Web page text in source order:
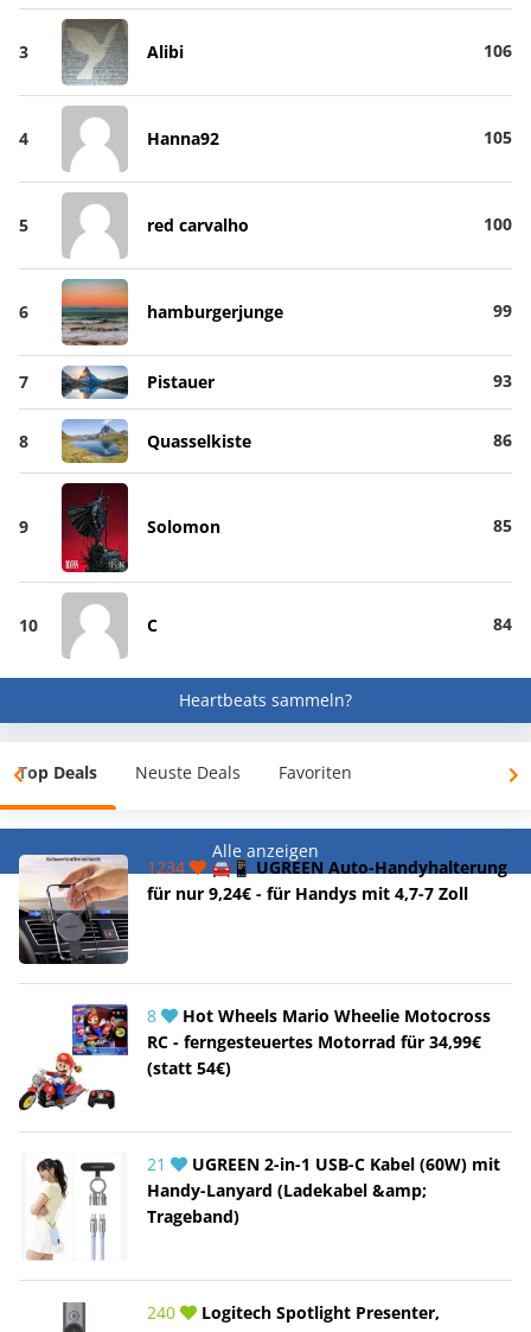
3 Alibi 106
4 Hanna92 105
5 red carvalho 100
6 hamburgerjunge 99
7 Pistauer 93
8 Quasselkiste 86
9 Solomon 85
10 C 84
Heartbeats sammeln?
Top Deals Neuste Deals Favoriten
Alle anzeigen
1234
🚘📱 UGREEN Auto-Handyhalterung
für nur 9,24€ - für Handys mit 4,7-7 Zoll
8
Hot Wheels Mario Wheelie Motocross
RC - ferngesteuertes Motorrad für 34,99€
(statt 54€)
21
UGREEN 2-in-1 USB-C Kabel (60W) mit
Handy-Lanyard (Ladekabel &amp;
Trageband)
240
Logitech Spotlight Presenter,